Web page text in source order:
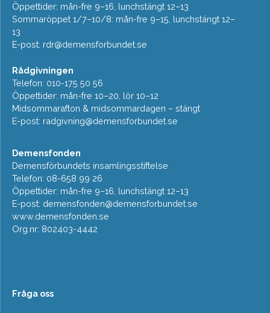
Öppettider: mån-fre 9–16, lunchstängt 12–13
Sommaröppet 1/7–10/8: mån-fre 9–15, lunchstängt 12–
13
E-post: rdr@demensforbundet.se
Rådgivningen
Telefon: 010-175 50 56
Öppettider: mån-fre 10–20, lör 10–12
Midsommarafton & midsommardagen – stängt
E-post: radgivning@demensforbundet.se
Demensfonden
Demensförbundets insamlingsstiftelse
Telefon: 08-658 99 26
Öppettider: mån-fre 9–16, lunchstängt 12–13
E-post: demensfonden@demensforbundet.se
www.demensfonden.se
Org.nr: 802403-4442
Fråga oss